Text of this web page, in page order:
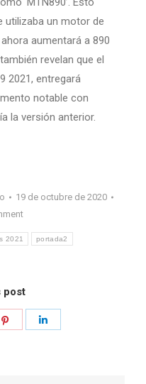
utilizaba un motor de
aumentará a 890
revelan que el
2021, entregará
notable con
la versión anterior.
19 de octubre de 2020
2021 portada2
post